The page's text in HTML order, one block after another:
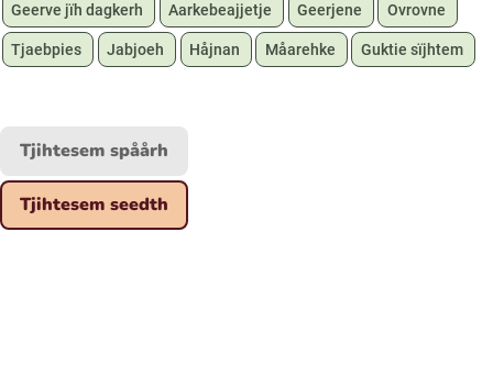
Geerve jïh dagkerh Aarkebeajjetje Geerjene Ovrovne
Tjaebpies Jabjoeh Håjnan Måarehke Guktie sïjhtem
Tjihtesem spåårh
Tjihtesem seedth